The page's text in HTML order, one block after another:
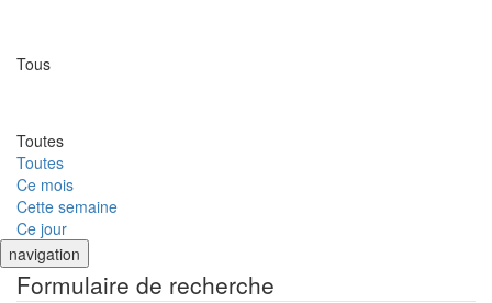
Tous
Toutes
Toutes
Ce mois
Cette semaine
Ce jour
navigation
Formulaire de recherche